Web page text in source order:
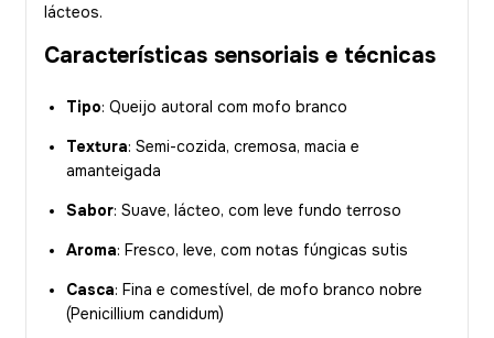
lácteos.
Características sensoriais e técnicas
Tipo: Queijo autoral com mofo branco
Textura: Semi-cozida, cremosa, macia e
amanteigada
Sabor: Suave, lácteo, com leve fundo terroso
Aroma: Fresco, leve, com notas fúngicas sutis
Casca: Fina e comestível, de mofo branco nobre
(Penicillium candidum)